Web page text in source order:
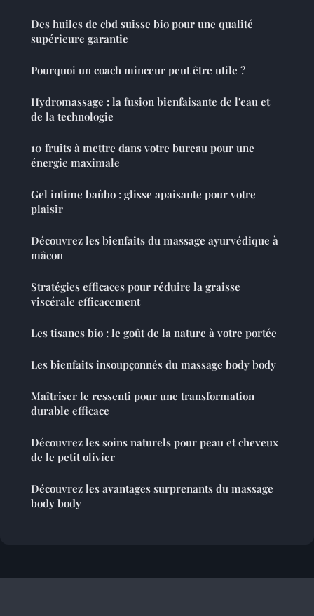
Des huiles de cbd suisse bio pour une qualité
supérieure garantie
Pourquoi un coach minceur peut être utile ?
Hydromassage : la fusion bienfaisante de l'eau et
de la technologie
10 fruits à mettre dans votre bureau pour une
énergie maximale
Gel intime baûbo : glisse apaisante pour votre
plaisir
Découvrez les bienfaits du massage ayurvédique à
mâcon
Stratégies efficaces pour réduire la graisse
viscérale efficacement
Les tisanes bio : le goût de la nature à votre portée
Les bienfaits insoupçonnés du massage body body
Maîtriser le ressenti pour une transformation
durable efficace
Découvrez les soins naturels pour peau et cheveux
de le petit olivier
Découvrez les avantages surprenants du massage
body body